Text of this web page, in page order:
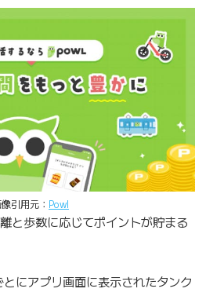
引用元： Powl
と歩数に応じてポイントが貯まる
にアプリ画面に表示されたタンク